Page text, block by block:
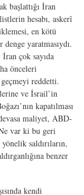
başlattığı İran
hesabı, askerî
en kötü
yaratmasıydı.
İran çok sayıda
önceleri
reddetti.
ve İsrail’in
kapatılması
maliyet, ABD-
var ki bu geri
saldırıların,
benzer
kendi